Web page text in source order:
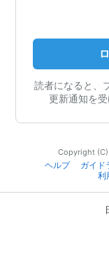
読者になると、
更新通知を
Copyright
ヘルプ
ガイド
利